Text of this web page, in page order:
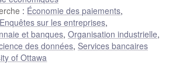
: Économie des paiements,
Enquêtes sur les entreprises,
et banques, Organisation industrielle,
des données, Services bancaires
of Ottawa